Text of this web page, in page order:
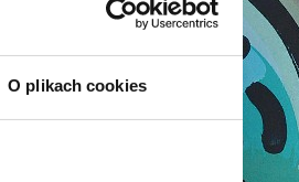
O plikach cookies